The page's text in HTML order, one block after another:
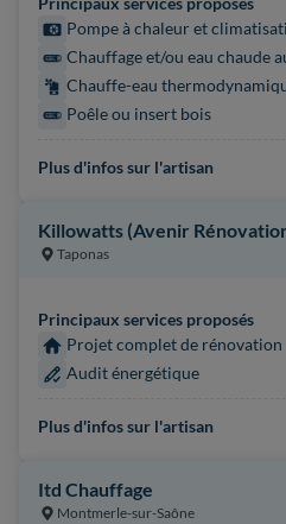
Pompe à chaleur et
Chauffage et/ou eau chaude
Chauffe-eau
Poêle ou insert bois
Plus d'infos sur l'artisan
Killowatts (Avenir
Taponas
Principaux services proposés
Projet complet de rénovation
Audit énergétique
Plus d'infos sur l'artisan
Itd Chauffage
Montmerle-sur-Saône